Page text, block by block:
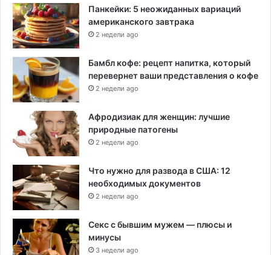
Панкейки: 5 неожиданных вариаций
американского завтрака
2 недели ago
Бамбл кофе: рецепт напитка, который
перевернет ваши представления о кофе
2 недели ago
Афродизиак для женщин: лучшие
природные патогены
2 недели ago
Что нужно для развода в США: 12
необходимых документов
2 недели ago
Секс с бывшим мужем — плюсы и
минусы
3 недели ago